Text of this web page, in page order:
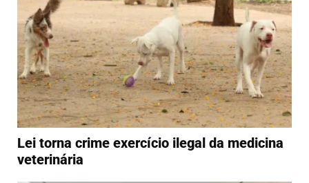
Lei torna crime exercício ilegal da medicina
veterinária